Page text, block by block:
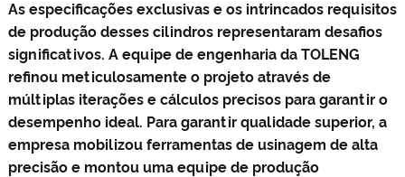
As especificações exclusivas e os intrincados requisitos
de produção desses cilindros representaram desafios
significativos. A equipe de engenharia da TOLENG
refinou meticulosamente o projeto através de
múltiplas iterações e cálculos precisos para garantir o
desempenho ideal. Para garantir qualidade superior, a
empresa mobilizou ferramentas de usinagem de alta
precisão e montou uma equipe de produção